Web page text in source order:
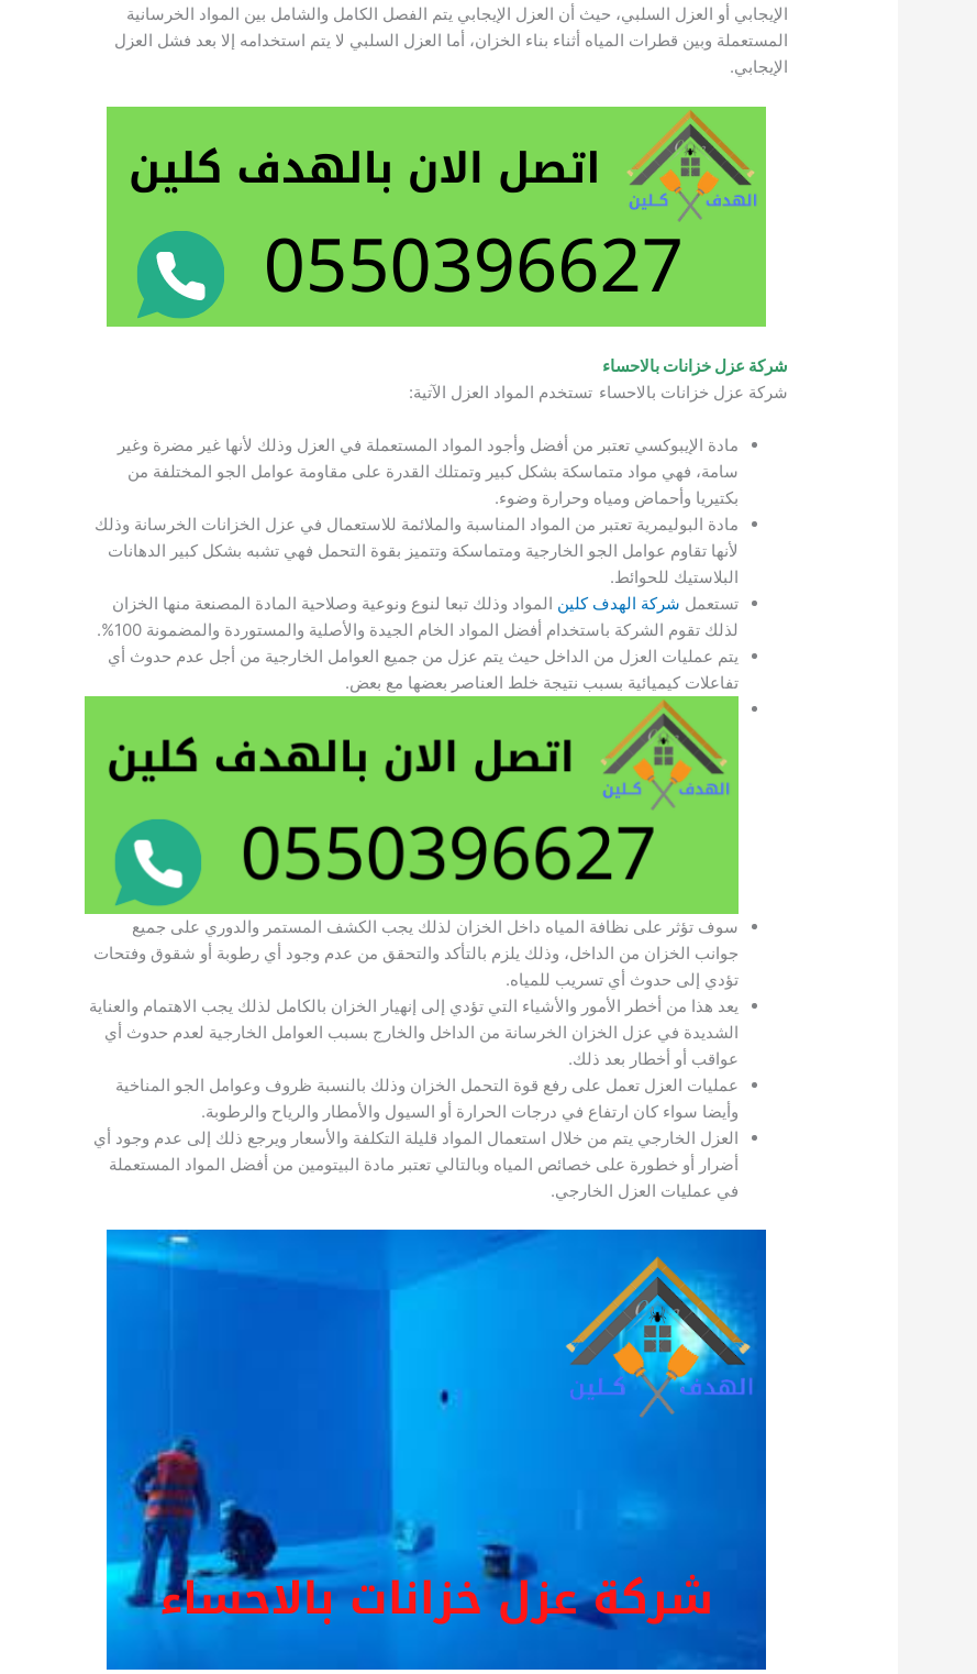
الإيجابي أو العزل السلبي، حيث أن العزل الإيجابي يتم الفصل الكامل والشامل بين المواد الخرسانية
المستعملة وبين قطرات المياه أثناء بناء الخزان، أما العزل السلبي لا يتم استخدامه إلا بعد فشل العزل
الإيجابي.
شركة عزل خزانات بالاحساء
شركة عزل خزانات بالاحساء تستخدم المواد العزل الآتية:
مادة الإيبوكسي تعتبر من أفضل وأجود المواد المستعملة في العزل وذلك لأنها غير مضرة وغير
سامة، فهي مواد متماسكة بشكل كبير وتمتلك القدرة على مقاومة عوامل الجو المختلفة من
بكتيريا وأحماض ومياه وحرارة وضوء.
مادة البوليمرية تعتبر من المواد المناسبة والملائمة للاستعمال في عزل الخزانات الخرسانة وذلك
لأنها تقاوم عوامل الجو الخارجية ومتماسكة وتتميز بقوة التحمل فهي تشبه بشكل كبير الدهانات
البلاستيك للحوائط.
تستعمل شركة الهدف كلين المواد وذلك تبعا لنوع ونوعية وصلاحية المادة المصنعة منها الخزان
لذلك تقوم الشركة باستخدام أفضل المواد الخام الجيدة والأصلية والمستوردة والمضمونة 100%.
يتم عمليات العزل من الداخل حيث يتم عزل من جميع العوامل الخارجية من أجل عدم حدوث أي
تفاعلات كيميائية بسبب نتيجة خلط العناصر بعضها مع بعض.
سوف تؤثر على نظافة المياه داخل الخزان لذلك يجب الكشف المستمر والدوري على جميع
جوانب الخزان من الداخل، وذلك يلزم بالتأكد والتحقق من عدم وجود أي رطوبة أو شقوق وفتحات
تؤدي إلى حدوث أي تسريب للمياه.
يعد هذا من أخطر الأمور والأشياء التي تؤدي إلى إنهيار الخزان بالكامل لذلك يجب الاهتمام والعناية
الشديدة في عزل الخزان الخرسانة من الداخل والخارج بسبب العوامل الخارجية لعدم حدوث أي
عواقب أو أخطار بعد ذلك.
عمليات العزل تعمل على رفع قوة التحمل الخزان وذلك بالنسبة ظروف وعوامل الجو المناخية
وأيضا سواء كان ارتفاع في درجات الحرارة أو السيول والأمطار والرياح والرطوبة.
العزل الخارجي يتم من خلال استعمال المواد قليلة التكلفة والأسعار ويرجع ذلك إلى عدم وجود أي
أضرار أو خطورة على خصائص المياه وبالتالي تعتبر مادة البيتومين من أفضل المواد المستعملة
في عمليات العزل الخارجي.